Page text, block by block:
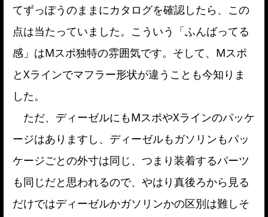
てずっぽうのままにカタログを確認したら、この
点は当たっていました。こういう「ふんばってる
感」はMスポ独特の雰囲気です。そして、Mスポ
とXラインでマフラー形状が違うことも今知りま
した。
ただ、ディーゼルにもMスポやXラインのパッケ
ージはありますし、ディーゼルもガソリンもパッ
ケージごとの外寸は同じ、つまり装着するパーツ
も同じだと思われるので、やはり真後ろから見る
だけではディーゼルかガソリンかの区別は難しそ